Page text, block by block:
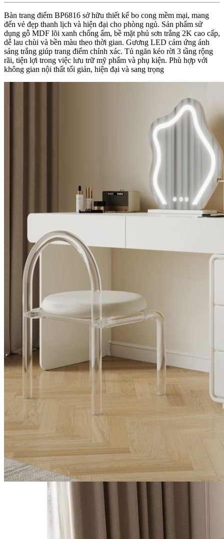
Bàn trang điểm BP6816 sở hữu thiết kế bo cong mềm mại, mang
đến vẻ đẹp thanh lịch và hiện đại cho phòng ngủ. Sản phẩm sử
dụng gỗ MDF lõi xanh chống ẩm, bề mặt phủ sơn trắng 2K cao cấp,
dễ lau chùi và bền màu theo thời gian. Gương LED cảm ứng ánh
sáng trắng giúp trang điểm chính xác. Tủ ngăn kéo rời 3 tầng rộng
rãi, tiện lợi trong việc lưu trữ mỹ phẩm và phụ kiện. Phù hợp với
không gian nội thất tối giản, hiện đại và sang trọng